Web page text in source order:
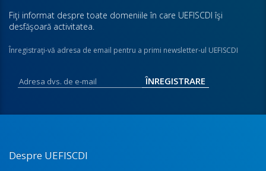
Fiţi informat despre toate domeniile în care UEFISCDI îşi
desfăşoară activitatea.
Înregistraţi-vă adresa de email pentru a primi newsletter-ul UEFISCDI
Despre UEFISCDI